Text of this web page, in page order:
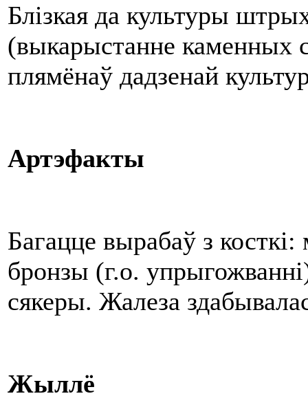
Блізкая да культуры
(выкарыстанне каменных
плямёнаў дадзенай
Артэфакты
Багацце вырабаў з
бронзы (г.о.
сякеры. Жалеза
Жыллё